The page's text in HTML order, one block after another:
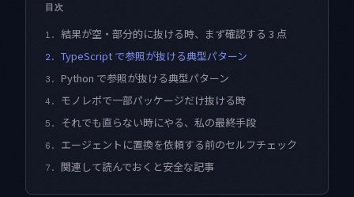
目次
1. 結果が空・部分的に抜ける時、まず確認する 3 点
2. TypeScript で参照が抜ける典型パターン
3. Python で参照が抜ける典型パターン
4. モノレポで一部パッケージだけ抜ける時
5. それでも直らない時にやる、私の最終手段
6. エージェントに置換を依頼する前のセルフチェック
7. 関連して読んでおくと安全な記事